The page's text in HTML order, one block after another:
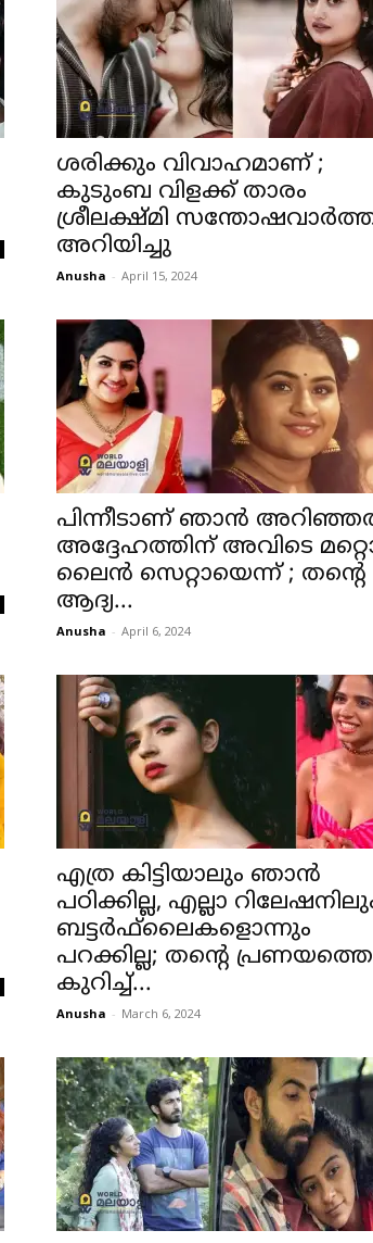
ശരിക്കും വിവാഹമാണ് ;
കുടുംബ വിളക്ക് താരം
ശ്രീലക്ഷ്മി
അറിയിച്ചു
Anusha - April 15, 2024
പിന്നീടാണ് ഞാന്‍
അദ്ദേഹത്തിന് അവിടെ
ലൈന്‍ സെറ്റായെന്ന് ; തന്റെ
ആദ്യ...
Anusha - April 6, 2024
എത്ര കിട്ടിയാലും ഞാന്‍
പഠിക്കില്ല, എല്ലാ
ബട്ടര്‍ഫ്‌ലൈകളൊന്നും
പറക്കില്ല; തന്റെ പ്രണയത്തെ
കുറിച്ച്...
Anusha - March 6, 2024